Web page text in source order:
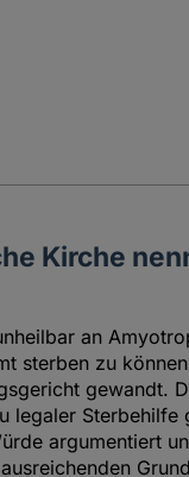
Kirche
an
sterben zu
gewandt.
legaler Sterbehilfe
argumentiert